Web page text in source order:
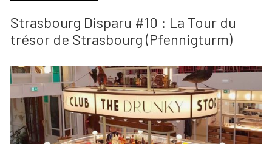
Strasbourg Disparu #10 : La Tour du
trésor de Strasbourg (Pfennigturm)